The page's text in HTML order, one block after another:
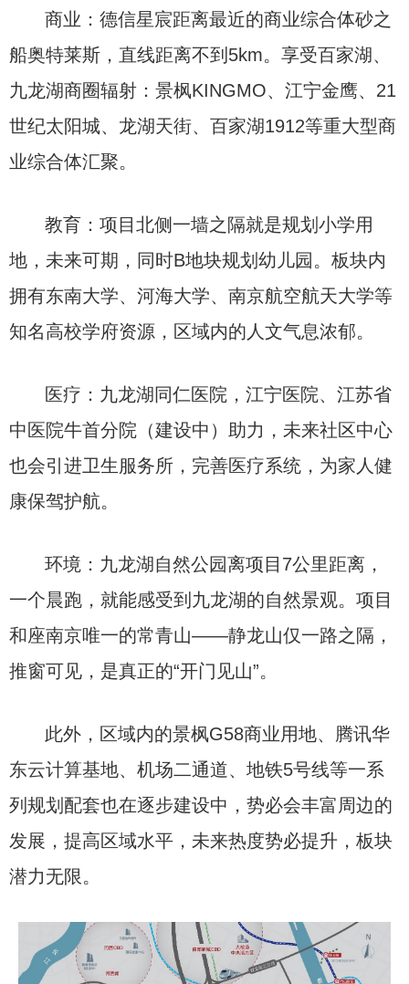
商业：德信星宸距离最近的商业综合体砂之
船奥特莱斯，直线距离不到5km。享受百家湖、
九龙湖商圈辐射：景枫KINGMO、江宁金鹰、21
世纪太阳城、龙湖天街、百家湖1912等重大型商
业综合体汇聚。
教育：项目北侧一墙之隔就是规划小学用
地，未来可期，同时B地块规划幼儿园。板块内
拥有东南大学、河海大学、南京航空航天大学等
知名高校学府资源，区域内的人文气息浓郁。
医疗：九龙湖同仁医院，江宁医院、江苏省
中医院牛首分院（建设中）助力，未来社区中心
也会引进卫生服务所，完善医疗系统，为家人健
康保驾护航。
环境：九龙湖自然公园离项目7公里距离，
一个晨跑，就能感受到九龙湖的自然景观。项目
和座南京唯一的常青山——静龙山仅一路之隔，
推窗可见，是真正的“开门见山”。
此外，区域内的景枫G58商业用地、腾讯华
东云计算基地、机场二通道、地铁5号线等一系
列规划配套也在逐步建设中，势必会丰富周边的
发展，提高区域水平，未来热度势必提升，板块
潜力无限。